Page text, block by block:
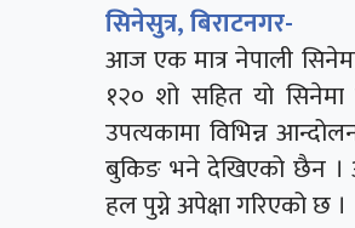
सिनेसुत्र, बिराटनगर-
आज एक मात्र नेपाली
१२० शो सहित यो
उपत्यकामा विभिन्न
बुकिङ भने देखिएको छैन ।
हल पुग्ने अपेक्षा गरिएको छ ।